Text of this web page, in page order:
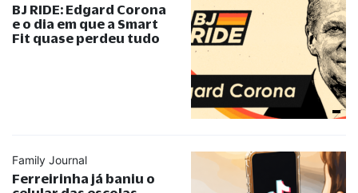
BJ RIDE: Edgard Corona
e o dia em que a Smart
Fit quase perdeu tudo
Family Journal
Ferreirinha já baniu o